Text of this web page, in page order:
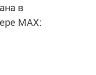
в
MАХ: